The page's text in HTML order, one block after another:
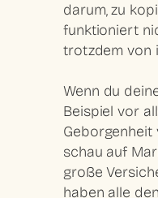
darum, zu
funktioniert
trotzdem von
Wenn du
Beispiel vor
schau auf
große
haben alle